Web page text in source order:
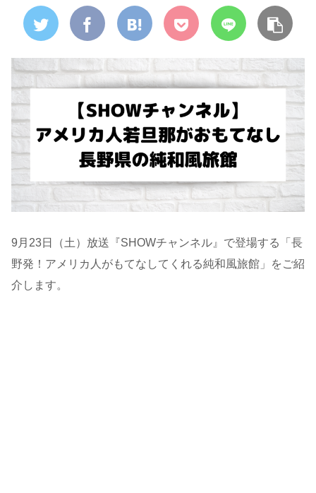
9月23日（土）放送『SHOWチャンネル』で登場する「長
野発！アメリカ人がもてなしてくれる純和風旅館」をご紹
介します。